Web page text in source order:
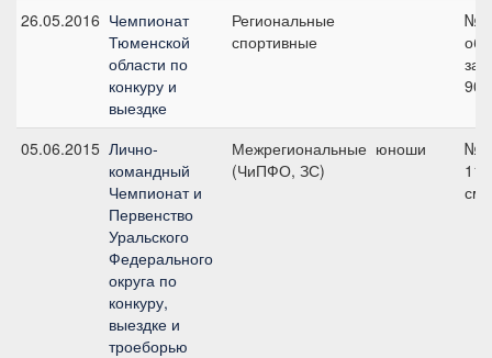
26.05.2016 Чемпионат
Тюменской
области по
конкуру и
выездке
Региональные
спортивные
№4
90
05.06.2015 Лично-
командный
Чемпионат и
Первенство
Уральского
Федерального
округа по
конкуру,
выездке и
троеборью
Межрегиональные
(ЧиПФО, ЗС)
юноши
№5,
110
см